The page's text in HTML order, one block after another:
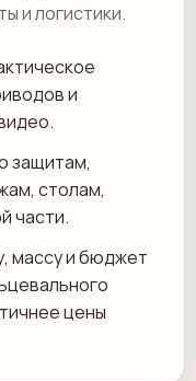
и логистики.
и
защитам,
столам,
части.
массу и бюджет
цены